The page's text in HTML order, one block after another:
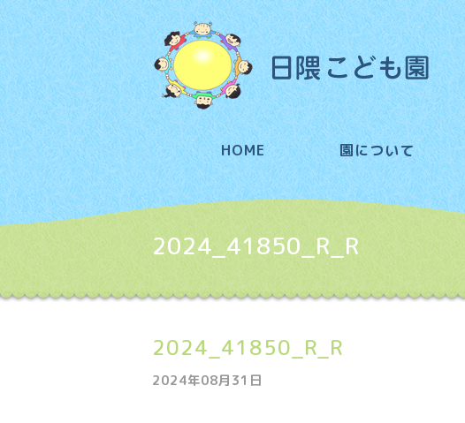
HOME 園について
2024_41850_R_R
2024_41850_R_R
2024年08月31日